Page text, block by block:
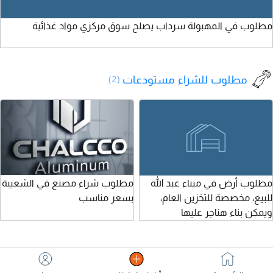
مطلوب في المهبولة سرداب يصلح سوق مركزي مواد غذائية
مطلوب للشراء مستودعات (2)
مطلوب أرض في ميناء عبد الله
للبيع، مخصصة للتخزين العام،
ويمكن بناء هناجر عليها
مطلوب شراء مصنع في الشعيبة
بسعر مناسب